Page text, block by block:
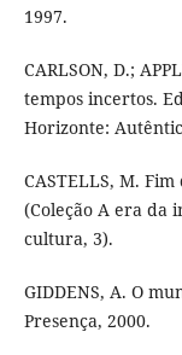
1997.
CARLSON, D.;
tempos incertos.
Horizonte:
CASTELLS, M.
(Coleção A era da
cultura, 3).
GIDDENS, A. O
Presença, 2000.